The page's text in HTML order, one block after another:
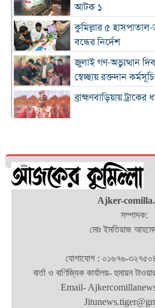
আটক ১
কুমিল্লার ৫
বন্ধের নির্দেশ
জুলাই গণ-অভ্যুত্থান
স্বেচ্ছায় রক্তদান কর্মসূচি
ব্রাহ্মণবাড়িয়ায়
দাউদকান্দিতে পুলিশের
কুমিল্লায় বিপুল মাদক
পুশইনের চেষ্টা প্রতিহত
১১ প্রতিষ্ঠানে নেতৃত্ব
মার্শাল আর্ট ক্লাব কাপ
শিক্ষার্থীদের স্বর্ণপদক
স্পোকার্নিভাল ২.০
Ajker-
সম্পাদক:
মোঃ ইমতিয়াজ
যোগাযোগ : ০১৬৭৬-
বার্তা ও বাণিজ্যিক কার্যালয়- হুমায়ন
Email-